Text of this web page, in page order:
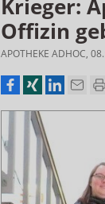
Krieger:
Offizin
APOTHEKE ADHOC,